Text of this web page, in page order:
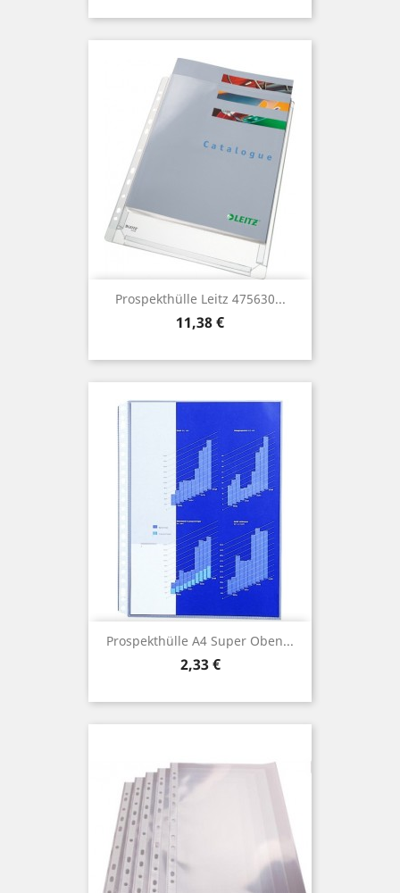
Prospekthülle Leitz 475630...
Preis
11,38 €
Prospekthülle A4 Super Oben...
Preis
2,33 €